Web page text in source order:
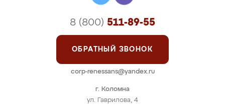
г. Коломна
ул. Гаврилова, 4
8 (800) 511-89-55
ОБРАТНЫЙ ЗВОНОК
corp-renessans@yandex.ru